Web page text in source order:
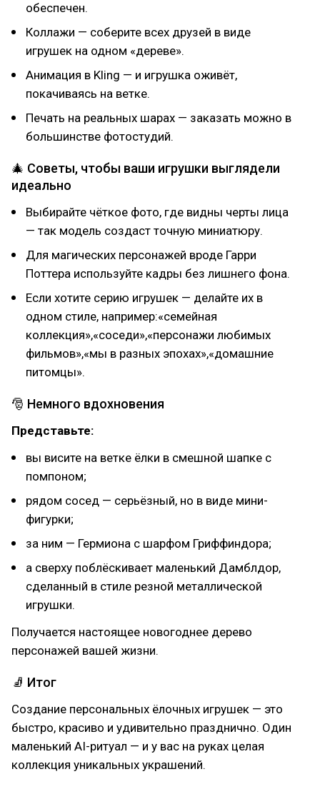
обеспечен.
Коллажи — соберите всех друзей в виде
игрушек на одном «дереве».
Анимация в Kling — и игрушка оживёт,
покачиваясь на ветке.
Печать на реальных шарах — заказать можно в
большинстве фотостудий.
🎄 Советы, чтобы ваши игрушки выглядели
идеально
Выбирайте чёткое фото, где видны черты лица
— так модель создаст точную миниатюру.
Для магических персонажей вроде Гарри
Поттера используйте кадры без лишнего фона.
Если хотите серию игрушек — делайте их в
одном стиле, например:«семейная
коллекция»,«соседи»,«персонажи любимых
фильмов»,«мы в разных эпохах»,«домашние
питомцы».
🎅 Немного вдохновения
Представьте:
вы висите на ветке ёлки в смешной шапке с
помпоном;
рядом сосед — серьёзный, но в виде мини-
фигурки;
за ним — Гермиона с шарфом Гриффиндора;
а сверху поблёскивает маленький Дамблдор,
сделанный в стиле резной металлической
игрушки.
Получается настоящее новогоднее дерево
персонажей вашей жизни.
🧦 Итог
Создание персональных ёлочных игрушек — это
быстро, красиво и удивительно празднично. Один
маленький AI-ритуал — и у вас на руках целая
коллекция уникальных украшений.